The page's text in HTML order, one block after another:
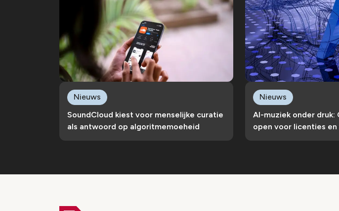
SoundCloud kiest voor menselijke curatie
als antwoord op algoritmemoeheid
Nieuws
AI-muziek onder druk:
open voor licenties
Nieuws